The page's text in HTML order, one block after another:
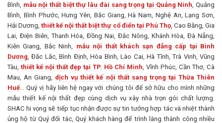
Bình, mẫu nội thất biệt thự lâu đài sang trọng tại Quảng Ninh , Quảng
Bình, Bình Phước, Hưng Yên, Bắc Giang, Hà Nam, Nghệ An, Lạng Sơn,
Hải Dương,thiết kế nội thất biệt thự cổ điển tại Phú Thọ, Cao Bằng, Gia
Lai, Điện Biên, Thanh Hóa, Đồng Nai, Đắc Nông, Khánh Hòa, Đà Nẵng,
Kiên Giang, Bắc Ninh, mẫu nội thất khách sạn đẳng cấp tại Bình
Dương , Đắc Lắc, Bình Định, Hòa Bình, Lào Cai, Hà Tĩnh, Trà Vinh, Vũng
Tàu, thiết kế nội thất đẹp tại TP. Hồ Chí Minh , Vĩnh Phúc, Cần Thơ, Cà
Mau, An Giang, dịch vụ thiết kế nội thất sang trọng tại Thừa Thiên
Huế… Quý vị hãy liên hệ ngay với chúng tôi để sở hữu cho mình những
mẫu thiết kế nội thất đẹp cùng dịch vụ xây nhà trọn gói chất lượng.
SHAC hi vọng sẽ tiếp tục nhận được sự tin tưởng hợp tác và nhiệt thành
ủng hộ từ Quý đối tác, Quý khách hàng để trình làng thành công nhiều